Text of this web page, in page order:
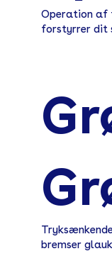
Operation af
forstyrrer dit
bremser